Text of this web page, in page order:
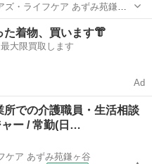
た着物、買います👘
大限買取します
Ad
所での介護職員・生活相談
ャー / 常勤(日…
ケア あずみ苑鎌ヶ谷